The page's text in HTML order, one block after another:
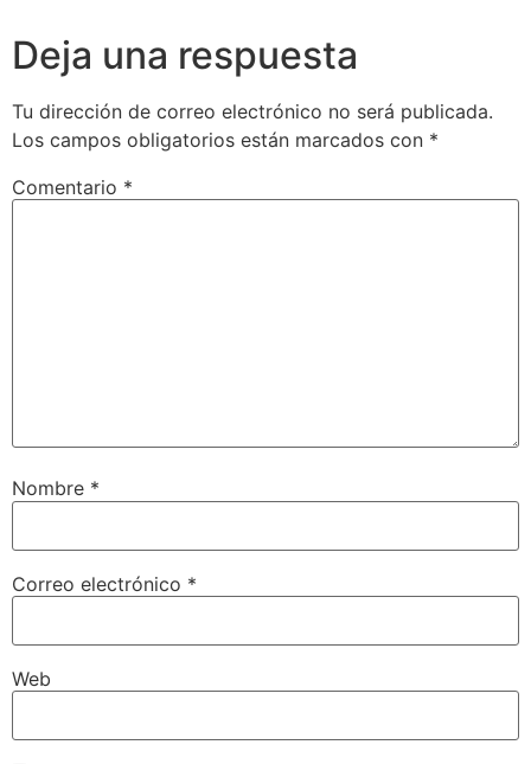
Deja una respuesta
Tu dirección de correo electrónico no será publicada.
Los campos obligatorios están marcados con *
Comentario *
Nombre *
Correo electrónico *
Web